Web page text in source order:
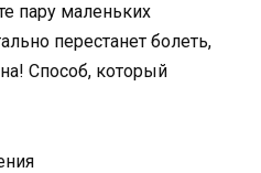
пару маленьких
перестанет болеть,
Способ, который